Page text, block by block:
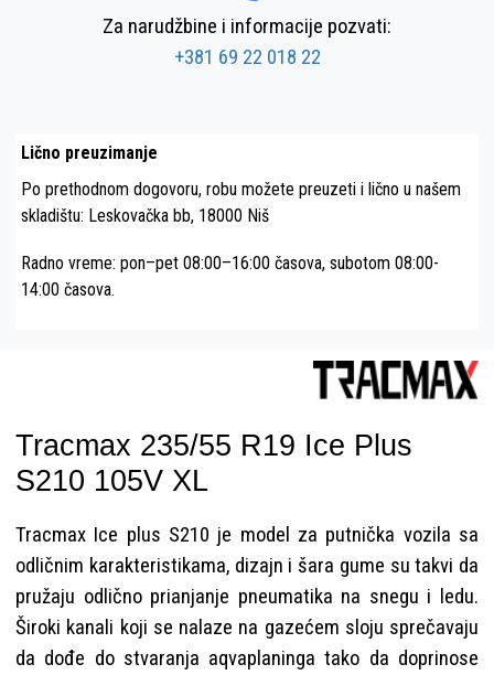
Za narudžbine i informacije pozvati:
+381 69 22 018 22
Lično preuzimanje
Po prethodnom dogovoru, robu možete preuzeti i lično u našem
skladištu: Leskovačka bb, 18000 Niš
Radno vreme: pon–pet 08:00–16:00 časova, subotom 08:00-
14:00 časova.
Tracmax 235/55 R19 Ice Plus
S210 105V XL
Tracmax Ice plus S210 je model za putnička vozila sa
odličnim karakteristikama, dizajn i šara gume su takvi da
pružaju odlično prianjanje pneumatika na snegu i ledu.
Široki kanali koji se nalaze na gazećem sloju sprečavaju
da dođe do stvaranja aqvaplaninga tako da doprinose